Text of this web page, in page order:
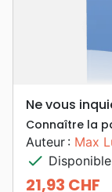
Ne vous
Connaître la
Auteur : Max
check Disponible
21,93 CHF